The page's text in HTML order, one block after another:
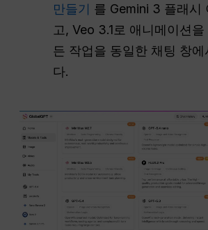
만들기 를 Gemini 3 플래시
고, Veo 3.1로 애니메이션
든 작업을 동일한 채팅 창에
다.